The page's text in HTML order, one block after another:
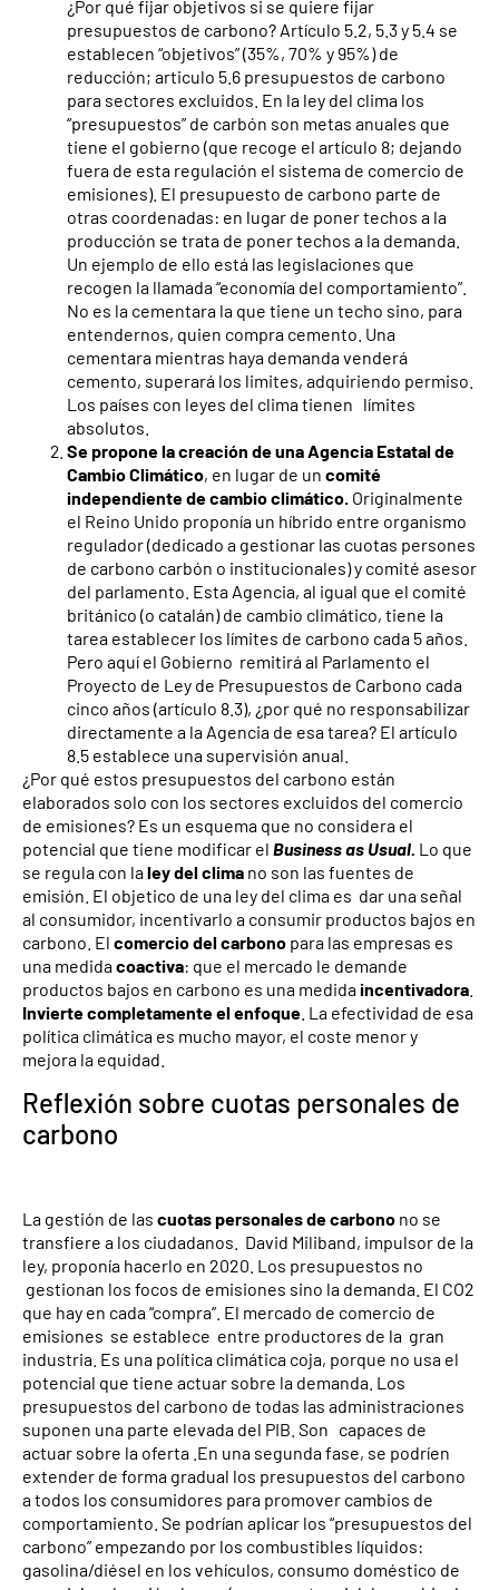
¿Por qué fijar objetivos si se quiere fijar
presupuestos de carbono? Artículo 5.2, 5.3 y 5.4 se
establecen “objetivos” (35%, 70% y 95%) de
reducción; articulo 5.6 presupuestos de carbono
para sectores excluidos. En la ley del clima los
“presupuestos” de carbón son metas anuales que
tiene el gobierno (que recoge el artículo 8; dejando
fuera de esta regulación el sistema de comercio de
emisiones). El presupuesto de carbono parte de
otras coordenadas: en lugar de poner techos a la
producción se trata de poner techos a la demanda.
Un ejemplo de ello está las legislaciones que
recogen la llamada “economía del comportamiento”.
No es la cementara la que tiene un techo sino, para
entendernos, quien compra cemento. Una
cementara mientras haya demanda venderá
cemento, superará los limites, adquiriendo permiso.
Los países con leyes del clima tienen límites
absolutos.
Se propone la creación de una Agencia Estatal de
Cambio Climático, en lugar de un comité
independiente de cambio climático. Originalmente
el Reino Unido proponía un híbrido entre organismo
regulador (dedicado a gestionar las cuotas persones
de carbono carbón o institucionales) y comité asesor
del parlamento. Esta Agencia, al igual que el comité
británico (o catalán) de cambio climático, tiene la
tarea establecer los límites de carbono cada 5 años.
Pero aquí el Gobierno remitirá al Parlamento el
Proyecto de Ley de Presupuestos de Carbono cada
cinco años (artículo 8.3), ¿por qué no responsabilizar
directamente a la Agencia de esa tarea? El artículo
8.5 establece una supervisión anual.
¿Por qué estos presupuestos del carbono están
elaborados solo con los sectores excluidos del comercio
de emisiones? Es un esquema que no considera el
potencial que tiene modificar el Business as Usual. Lo que
se regula con laley del clima no son las fuentes de
emisión. El objetico de una ley del clima es dar una señal
al consumidor, incentivarlo a consumir productos bajos en
carbono. El comercio del carbono para las empresas es
una medidacoactiva: que el mercado le demande
productos bajos en carbono es una medidaincentivadora
Invierte completamente el enfoque . La efectividad de esa
política climática es mucho mayor, el coste menor y
mejora la equidad.
Reflexión sobre cuotas personales de
carbono
La gestión de las cuotas personales de carbono no se
transfiere a los ciudadanos. David Miliband, impulsor de la
ley, proponía hacerlo en 2020. Los presupuestos no
gestionan los focos de emisiones sino la demanda. El CO2
que hay en cada “compra”. El mercado de comercio de
emisiones se establece entre productores de la gran
industria. Es una política climática coja, porque no usa el
potencial que tiene actuar sobre la demanda. Los
presupuestos del carbono de todas las administraciones
suponen una parte elevada del PIB. Son capaces de
actuar sobre la oferta .En una segunda fase, se podríen
extender de forma gradual los presupuestos del carbono
a todos los consumidores para promover cambios de
comportamiento. Se podrían aplicar los “presupuestos del
carbono” empezando por los combustibles líquidos:
gasolina/diésel en los vehículos, consumo doméstico de